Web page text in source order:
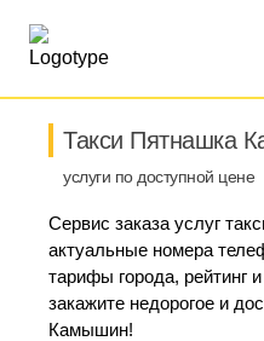
Такси Пятнашка
услуги по доступной цене
Сервис заказа услуг
актуальные номера
тарифы города, рейтинг
закажите недорогое и
Камышин!